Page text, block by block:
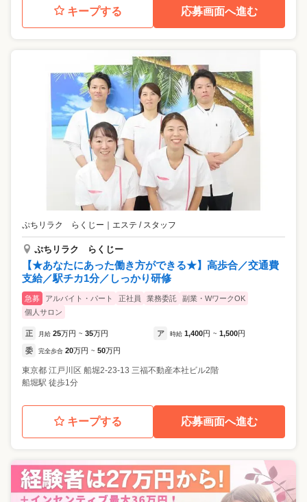
キープする 応募画面へ進む
ぷちリラク らくじー エステ / スタッフ
ぷちリラク らくじー
【★あなたにあった働き方ができる★】高歩合／交通費
支給／駅チカ1分／しっかり研修
急募 アルバイト・パート 正社員 業務委託
副業・WワークOK
個人サロン
正 月給 25万円 ~ 35万円 ア 時給 1,400円 ~ 1,500円
委 完全歩合 20万円 ~ 50万円
東京都 江戸川区 船堀2-23-13 三福不動産本社ビル2階
船堀駅 徒歩1分
キープする 応募画面へ進む